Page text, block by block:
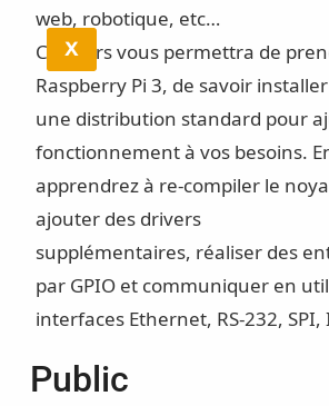
X
web, robotique, etc…
Ce cours vous permettra de
Raspberry Pi 3, de savoir
une distribution standard pour
fonctionnement à vos besoins.
apprendrez à re-compiler le
ajouter des drivers
supplémentaires, réaliser des
par GPIO et communiquer en
interfaces Ethernet, RS-232, SPI,
Public